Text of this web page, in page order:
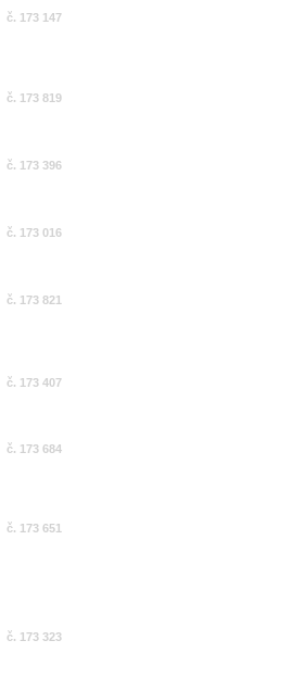
č. 173 147
č. 173 819
č. 173 396
č. 173 016
č. 173 821
č. 173 407
č. 173 684
č. 173 651
č. 173 323